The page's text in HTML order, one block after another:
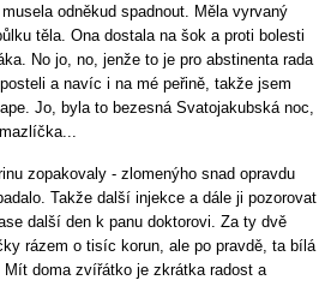
odněkud spadnout. Měla vyrvaný
těla. Ona dostala na šok a proti bolesti
No jo, no, jenže to je pro abstinenta rada
a navíc i na mé peřině, takže jsem
Jo, byla to bezesná Svatojakubská noc,
zopakovaly - zlomenýho snad opravdu
Takže další injekce a dále ji pozorovat
další den k panu doktorovi. Za ty dvě
rázem o tisíc korun, ale po pravdě, ta bílá
doma zvířátko je zkrátka radost a